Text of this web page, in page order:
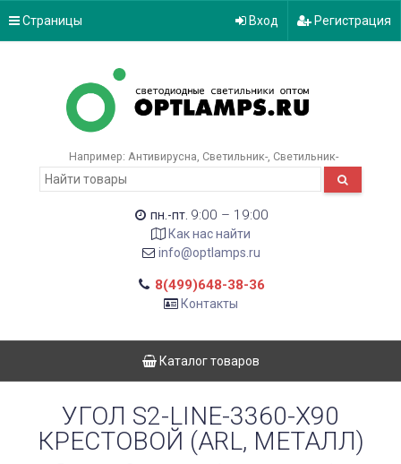
Страницы Вход Регистрация
Например: Антивирусна Светильник- Светильник-
пн.-пт. 9:00 – 19:00
Как нас найти
info@optlamps.ru
8(499)648-38-36
Контакты
Каталог товаров
УГОЛ S2-LINE-3360-X90
КРЕСТОВОЙ (ARL, МЕТАЛЛ)